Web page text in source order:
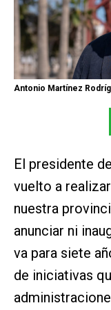
Antonio Martínez
El presidente
vuelto a
nuestra
anunciar ni
va para siete
de iniciativas